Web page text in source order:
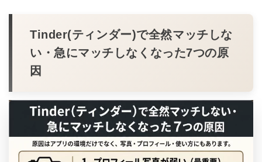
Tinder(ティンダー)で全然マッチしな
い・急にマッチしなくなった7つの原
因